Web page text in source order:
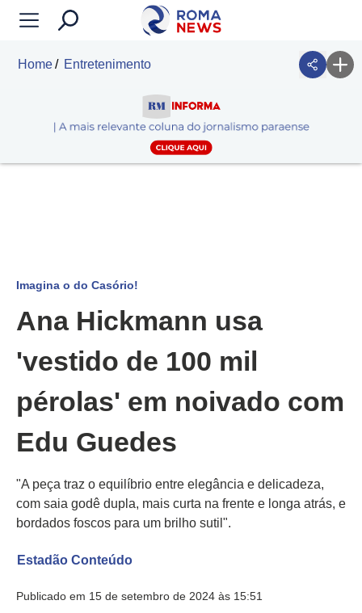
Home Entretenimento
Imagina o do Casório!
Ana Hickmann usa
'vestido de 100 mil
pérolas' em noivado com
Edu Guedes
"A peça traz o equilíbrio entre elegância e delicadeza,
com saia godê dupla, mais curta na frente e longa atrás, e
bordados foscos para um brilho sutil".
Estadão Conteúdo
Publicado em 15 de setembro de 2024 às 15:51